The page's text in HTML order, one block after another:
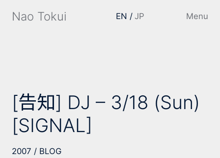
Nao Tokui EN JP Menu
[告知] DJ – 3/18 (Sun)
[SIGNAL]
2007 BLOG